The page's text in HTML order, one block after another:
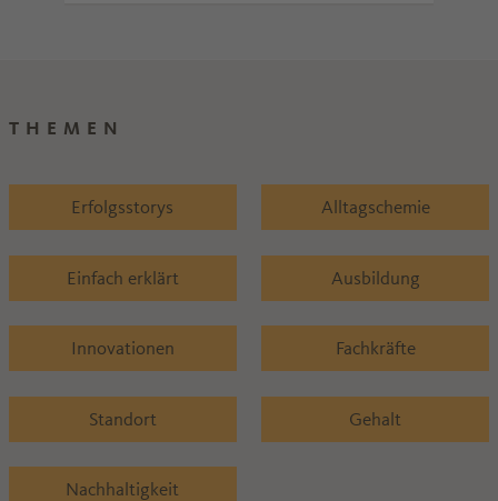
THEMEN
Erfolgsstorys Alltagschemie
Einfach erklärt Ausbildung
Innovationen Fachkräfte
Standort Gehalt
Nachhaltigkeit